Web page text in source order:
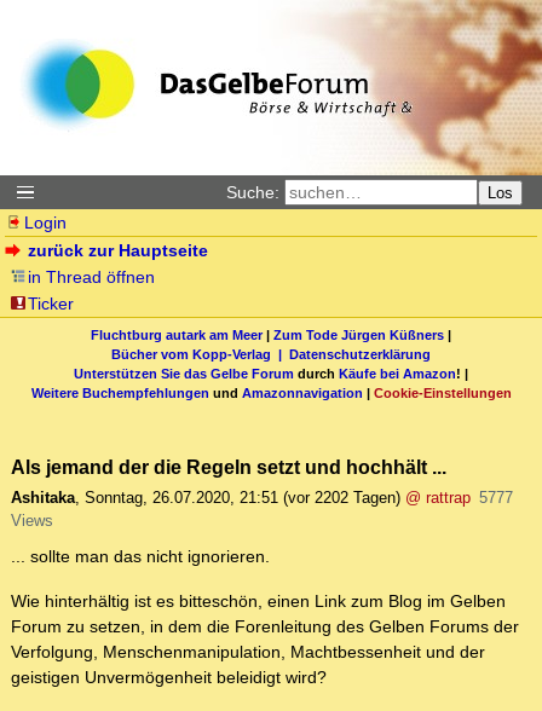
Suche: Los
Login
zurück zur Hauptseite
in Thread öffnen
Ticker
Fluchtburg autark am Meer| Zum Tode Jürgen Küßners |
Bücher vom Kopp-Verlag | Datenschutzerklärung
Unterstützen Sie das Gelbe Forum durch Käufe bei Amazon! |
Weitere Buchempfehlungen und Amazonnavigation | Cookie-Einstellungen
Als jemand der die Regeln setzt und hochhält ...
Ashitaka, Sonntag, 26.07.2020, 21:51 (vor 2202 Tagen) @ rattrap 5777
Views
... sollte man das nicht ignorieren.
Wie hinterhältig ist es bitteschön, einen Link zum Blog im Gelben
Forum zu setzen, in dem die Forenleitung des Gelben Forums der
Verfolgung, Menschenmanipulation, Machtbessenheit und der
geistigen Unvermögenheit beleidigt wird?